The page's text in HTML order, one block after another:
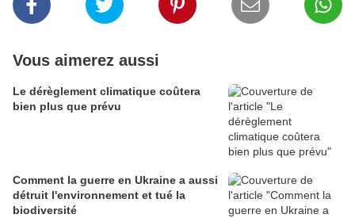
Vous aimerez aussi
Le dérèglement climatique coûtera
bien plus que prévu
Comment la guerre en Ukraine a aussi
détruit l'environnement et tué la
biodiversité